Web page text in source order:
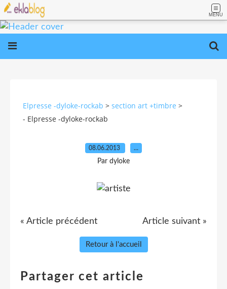
MENU
Elpresse -dyloke-rockab > section art +timbre >
- Elpresse -dyloke-rockab
08.06.2013 …
Par dyloke
« Article précédent Article suivant »
Retour à l'accueil
Partager cet article